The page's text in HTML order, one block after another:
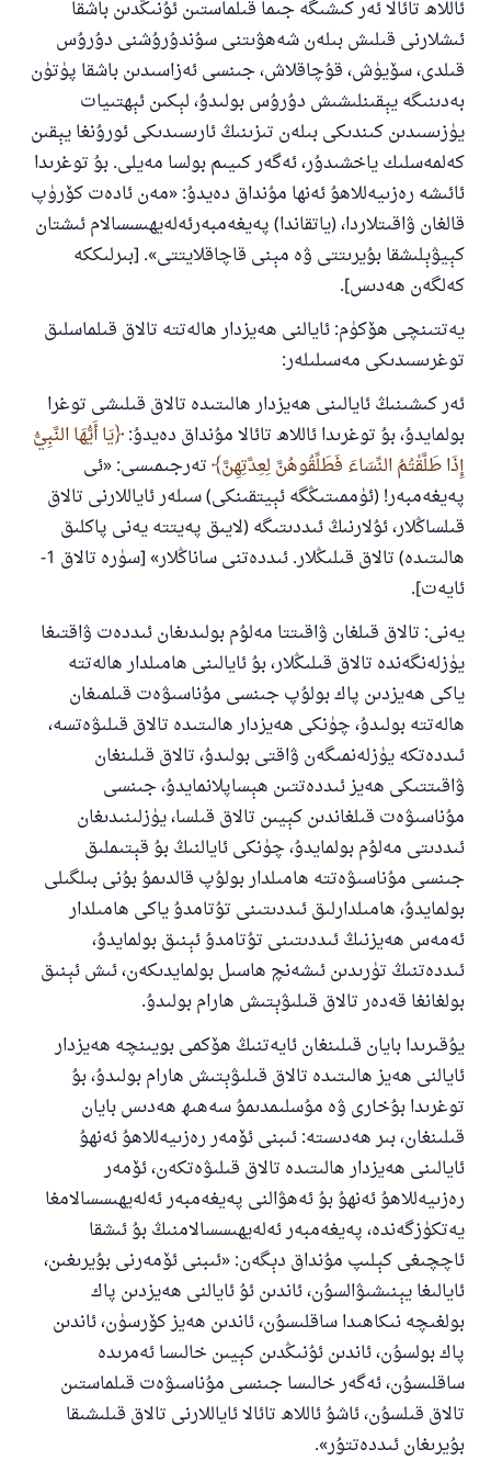
ئاللاھ تائالا ئەر كىشىگە جىما قىلماستىن ئۇنىڭدىن باشقا
ئىشلارنى قىلىش بىلەن شەھۋىتنى سۇندۇرۇشنى دۇرۇس
قىلدى، سۆيۈش، قۇچاقلاش، جىنسى ئەزاسىدىن باشقا پۈتۈن
بەدىنىگە يېقىنلىشىش دۇرۇس بولىدۇ، لېكىن ئېھتىيات
يۈزىسىدىن كىندىكى بىلەن تىزىنىڭ ئارىسىدىكى ئورۇنغا يېقىن
كەلمەسلىك ياخشىدۇر، ئەگەر كىيىم بولسا مەيلى. بۇ توغرىدا
ئائىشە رەزىيەللاھۇ ئەنھا مۇنداق دەيدۇ: «مەن ئادەت كۆرۈپ
قالغان ۋاقىتلاردا، (ياتقاندا) پەيغەمبەرئەلەيھىسسالام ئىشتان
كېيۋېلىشقا بۇيرىتتى ۋە مېنى قاچاقلايتتى». [بىرلىككە
كەلگەن ھەدىس].
يەتتىنچى ھۆكۈم: ئايالنى ھەيزدار ھالەتتە تالاق قىلماسلىق
توغرىسىدىكى مەسىلىلەر:
ئەر كىشىنىڭ ئايالىنى ھەيزدار ھالىتىدە تالاق قىلىشى توغرا
بولمايدۇ، بۇ توغرىدا ئاللاھ تائالا مۇنداق دەيدۇ: ‎ يَا أَيُّهَا النَّبِيُّ
إِذَا طَلَّقْتُمُ النِّسَاءَ فَطَلِّقُوهُنَّ لِعِدَّتِهِنَّ تەرجىمىسى: «ئى
پەيغەمبەر! (ئۈممىتىڭگە ئېيتقىنكى) سىلەر ئاياللارنى تالاق
قىلساڭلار، ئۇلارنىڭ ئىددىتىگە (لايىق پەيتتە يەنى پاكلىق
ھالىتىدە) تالاق قىلىڭلار. ئىددەتنى ساناڭلار» [سۈرە تالاق 1-
ئايەت].
يەنى: تالاق قىلغان ۋاقىتتا مەلۇم بولىدىغان ئىددەت ۋاقتىغا
يۈزلەنگەندە تالاق قىلىڭلار، بۇ ئايالىنى ھامىلدار ھالەتتە
ياكى ھەيزدىن پاك بولۇپ جىنسى مۇناسىۋەت قىلمىغان
ھالەتتە بولىدۇ، چۈنكى ھەيزدار ھالىتىدە تالاق قىلىۋەتسە،
ئىددەتكە يۈزلەنمىگەن ۋاقتى بولىدۇ، تالاق قىلىنغان
ۋاقىتتىكى ھەيز ئىددەتتىن ھېساپلانمايدۇ، جىنسى
مۇناسىۋەت قىلغاندىن كېيىن تالاق قىلسا، يۈزلىنىدىغان
ئىددىتى مەلۇم بولمايدۇ، چۈنكى ئايالنىڭ بۇ قېتىملىق
جىنسى مۇناسىۋەتتە ھامىلدار بولۇپ قالدىمۇ بۇنى بىلگىلى
بولمايدۇ، ھامىلدارلىق ئىددىتىنى تۇتامدۇ ياكى ھامىلدار
ئەمەس ھەيزنىڭ ئىددىتىنى تۇتامدۇ ئېنىق بولمايدۇ،
ئىددەتنىڭ تۈرىدىن ئىشەنچ ھاسىل بولمايدىكەن، ئىش ئېنىق
بولغانغا قەدەر تالاق قىلىۋېتىش ھارام بولىدۇ.
يۇقىرىدا بايان قىلىنغان ئايەتنىڭ ھۆكمى بويىنچە ھەيزدار
ئايالنى ھەيز ھالىتىدە تالاق قىلىۋېتىش ھارام بولىدۇ، بۇ
توغرىدا بۇخارى ۋە مۇسلىمدىمۇ سەھىھ ھەدىس بايان
قىلىنغان، بىر ھەدىستە: ئىبنى ئۆمەر رەزىيەللاھۇ ئەنھۇ
ئايالىنى ھەيزدار ھالىتىدە تالاق قىلىۋەتكەن، ئۆمەر
رەزىيەللاھۇ ئەنھۇ بۇ ئەھۋالنى پەيغەمبەر ئەلەيھىسسالامغا
يەتكۈزگەندە، پەيغەمبەر ئەلەيھىسسالامنىڭ بۇ ئىشقا
ئاچچىغى كېلىپ مۇنداق دېگەن: «ئىبنى ئۆمەرنى بۇيرىغىن،
ئايالىغا يېنىشىۋالسۇن، ئاندىن ئۇ ئايالنى ھەيزدىن پاك
بولغىچە نىكاھىدا ساقلىسۇن، ئاندىن ھەيز كۆرسۈن، ئاندىن
پاك بولسۇن، ئاندىن ئۇنىڭدىن كېيىن خالىسا ئەمرىدە
ساقلىسۇن، ئەگەر خالىسا جىنسى مۇناسىۋەت قىلماستىن
تالاق قىلسۇن، ئاشۇ ئاللاھ تائالا ئاياللارنى تالاق قىلىشىقا
بۇيرىغان ئىددەتتۇر».
پەيغەمبەرئەلەيھىسسالام مۇنداق دېگەن:
ياخشىلىققا باشلارپ قويغان كىشى قىلغۇچىغا
ئوخشاش ساۋاپقا ئېرىشىدۇ
مۇسلىم رىۋايەت قىلغان (1893) ھەدىس
ئىئائە